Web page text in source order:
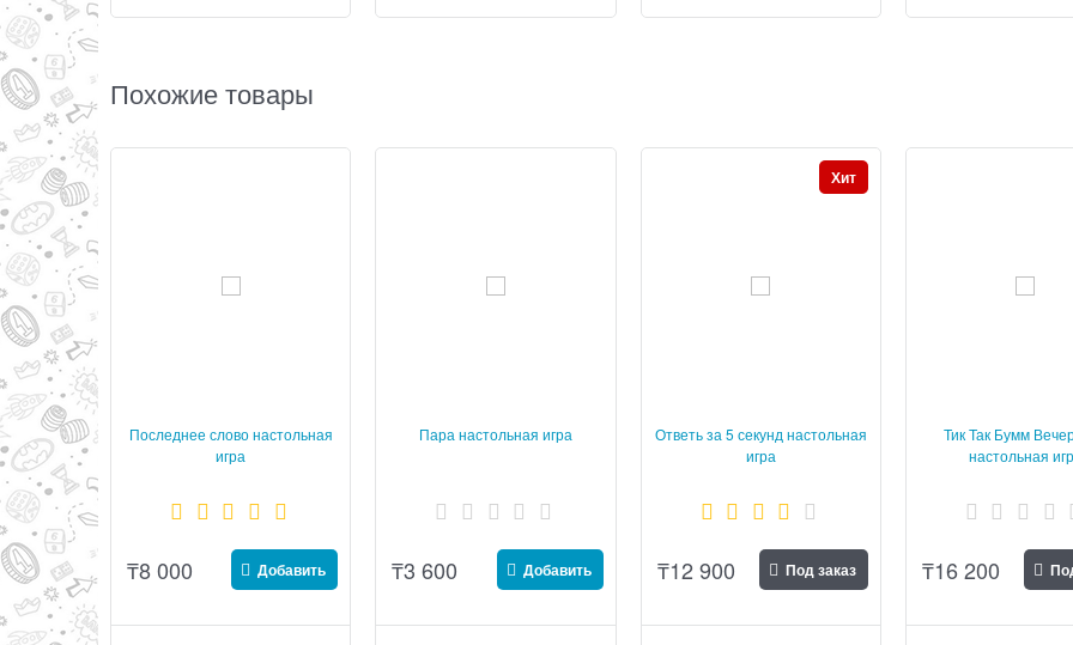
Похожие товары
Последнее слово настольная
игра
₸8 000 Добавить
Пара настольная игра
₸3 600 Добавить
Ответь за 5 секунд настольная
игра
Хит
₸12 900 Под заказ
Тик Так Бумм
настольная
₸16 200